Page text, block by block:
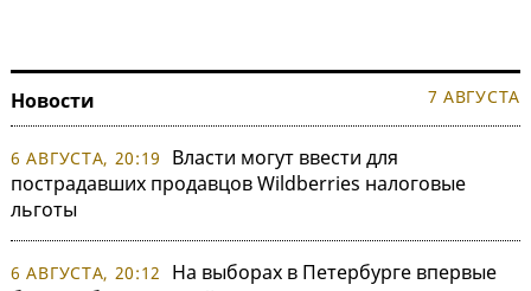
Новости 7 АВГУСТА
6 АВГУСТА, 20:19
Власти могут ввести для
пострадавших продавцов Wildberries налоговые
льготы
6 АВГУСТА, 20:12
На выборах в Петербурге впервые